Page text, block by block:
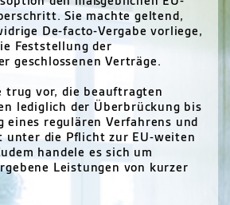
Sie machte geltend,
De-facto-Vergabe vorliege,
Feststellung der
geschlossenen Verträge.
trug vor, die beauftragten
lediglich der Überbrückung bis
eines regulären Verfahrens und
unter die Pflicht zur EU-weiten
handele es sich um
Leistungen von kurzer